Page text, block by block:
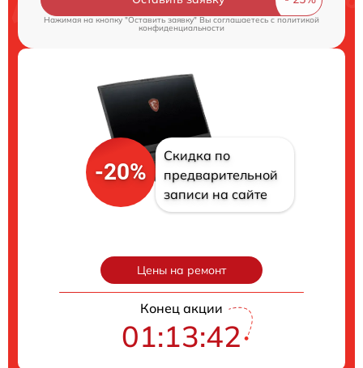
Нажимая на кнопку "Оставить заявку" Вы соглашаетесь cполитикой
конфиденциальности
-20%
Скидка по
предварительной
записи на сайте
Цены на ремонт
Конец акции
01:13:41